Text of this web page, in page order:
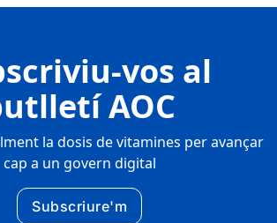
vos al
AOC
la dosis de vitamines per avançar
cap a un govern digital
Subscriure'm